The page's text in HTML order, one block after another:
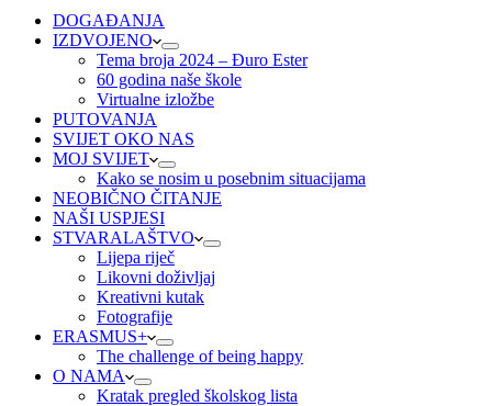
DOGAĐANJA
IZDVOJENO
Tema broja 2024 – Đuro Ester
60 godina naše škole
Virtualne izložbe
PUTOVANJA
SVIJET OKO NAS
MOJ SVIJET
Kako se nosim u posebnim situacijama
NEOBIČNO ČITANJE
NAŠI USPJESI
STVARALAŠTVO
Lijepa riječ
Likovni doživljaj
Kreativni kutak
Fotografije
ERASMUS+
The challenge of being happy
O NAMA
Kratak pregled školskog lista